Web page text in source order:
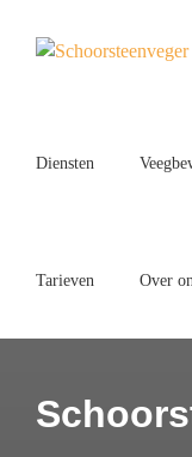
Diensten
Tarieven Over